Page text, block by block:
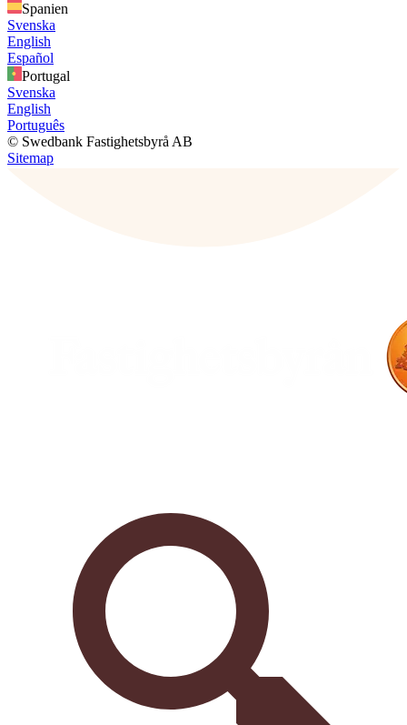
Spanien
Svenska
English
Español
Portugal
Svenska
English
Português
© Swedbank Fastighetsbyrå AB
Sitemap